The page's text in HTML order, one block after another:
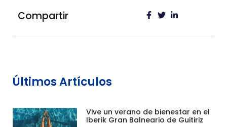
Compartir
Últimos Artículos
Vive un verano de bienestar en el
Iberik Gran Balneario de Guitiriz